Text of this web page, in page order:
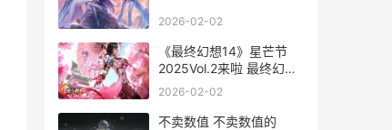
2026-02-02
《最终幻想14》星芒节
2025Vol.2来啦 最终幻想
14是单机还是网游
2026-02-02
不卖数值 不卖数值的